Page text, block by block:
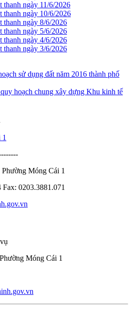
thanh ngày 11/6/2026
thanh ngày 10/6/2026
thanh ngày 8/6/2026
thanh ngày 5/6/2026
thanh ngày 4/6/2026
thanh ngày 3/6/2026
1
Móng Cái 1
0203.3881.071
Móng Cái 1